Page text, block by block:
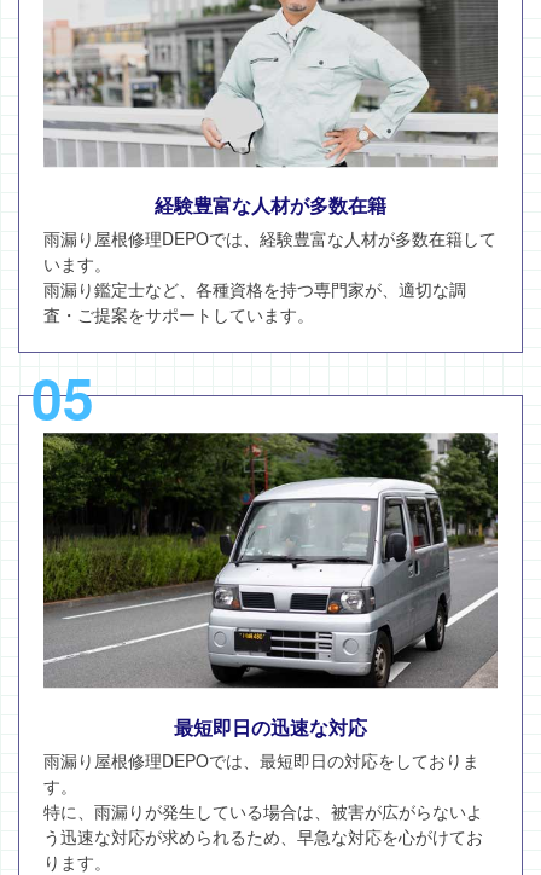
経験豊富な人材が多数在籍
雨漏り屋根修理DEPOでは、経験豊富な人材が多数在籍して
います。
雨漏り鑑定士など、各種資格を持つ専門家が、適切な調
査・ご提案をサポートしています。
05
最短即日の迅速な対応
雨漏り屋根修理DEPOでは、最短即日の対応をしておりま
す。
特に、雨漏りが発生している場合は、被害が広がらないよ
う迅速な対応が求められるため、早急な対応を心がけてお
ります。